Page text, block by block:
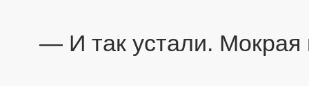
— И так устали. Мокрая